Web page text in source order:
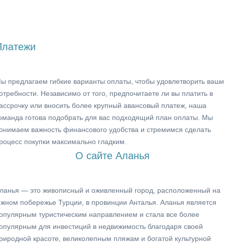
предлагаем гибкие варианты оплаты, чтобы удовлетворить ваши
Независимо от того, предпочитаете ли вы платить в
или вносить более крупный авансовый платеж, наша
готова подобрать для вас подходящий план оплаты. Мы
важность финансового удобства и стремимся сделать
покупки максимально гладким.
О сайте Аланья
— это живописный и оживленный город, расположенный на
побережье Турции, в провинции Анталья. Аланья является
туристическим направлением и стала все более
для инвестиций в недвижимость благодаря своей
красоте, великолепным пляжам и богатой культурной